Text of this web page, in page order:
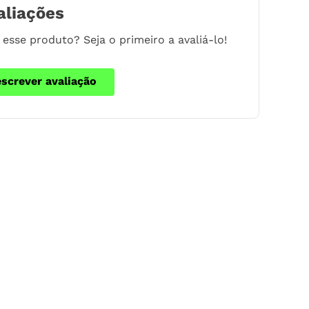
esse produto? Seja o primeiro a avaliá-lo!
avaliação